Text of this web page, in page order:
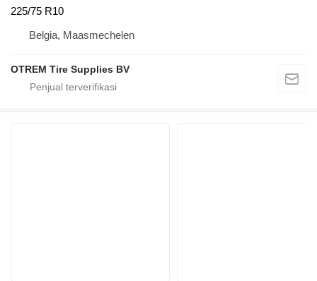
225/75 R10
Belgia, Maasmechelen
OTREM Tire Supplies BV